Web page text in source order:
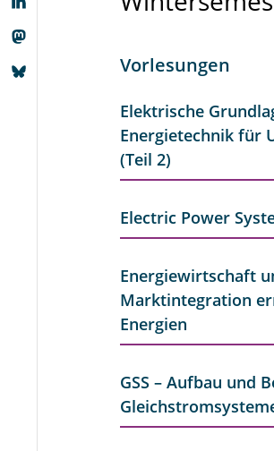
Vorlesungen
Elektrische
Energietechnik für
(Teil 2)
Electric Power
Energiewirtschaft
Marktintegration
Energien
GSS – Aufbau und